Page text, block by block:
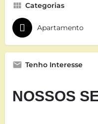
Categorias
Apartamento
Tenho Interesse
NOSSOS